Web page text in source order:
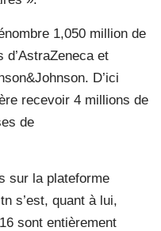
1,050 million de
d’AstraZeneca et
D’ici
recevoir 4 millions de
de
sur la plateforme
s’est, quant à lui,
sont entièrement